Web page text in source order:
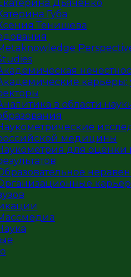
Дьяченко
Губа
Тенишева
карьеры:
в области
медицины
для оценки